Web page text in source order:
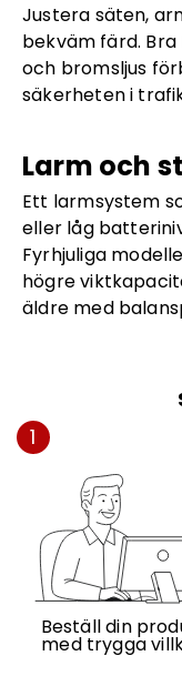
Justera säten,
bekväm färd.
och bromsljus
säkerheten i
Larm och
Ett larmsystem
eller låg
Fyrhjuliga
högre
äldre med
1
Beställ din
med trygga